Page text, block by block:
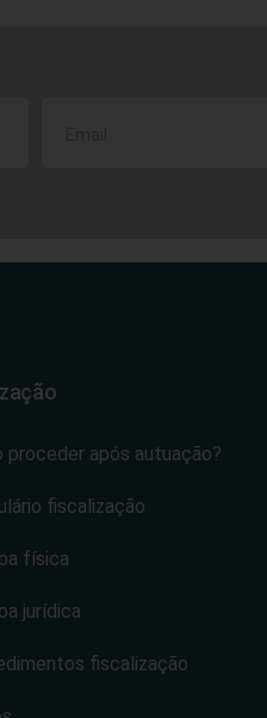
proceder após autuação?
fiscalização
física
jurídica
fiscalização